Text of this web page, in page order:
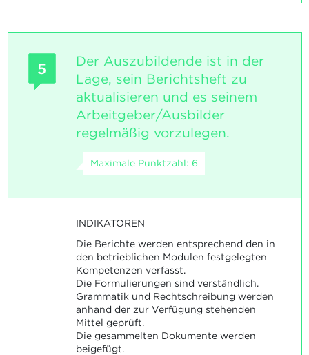
5
Der Auszubildende ist in der
Lage, sein Berichtsheft zu
aktualisieren und es seinem
Arbeitgeber/Ausbilder
regelmäßig vorzulegen.
Maximale Punktzahl: 6
INDIKATOREN
Die Berichte werden entsprechend den in
den betrieblichen Modulen festgelegten
Kompetenzen verfasst.
Die Formulierungen sind verständlich.
Grammatik und Rechtschreibung werden
anhand der zur Verfügung stehenden
Mittel geprüft.
Die gesammelten Dokumente werden
beigefügt.